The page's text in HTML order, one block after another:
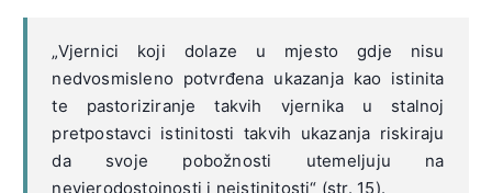
„Vjernici koji dolaze u mjesto gdje nisu
nedvosmisleno potvrđena ukazanja kao istinita
te pastoriziranje takvih vjernika u stalnoj
pretpostavci istinitosti takvih ukazanja riskiraju
da svoje pobožnosti utemeljuju na
nevjerodostojnosti i neistinitosti“ (str. 15).